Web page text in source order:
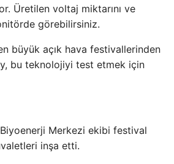
Üretilen voltaj miktarını ve
görebilirsiniz.
büyük açık hava festivallerinden
bu teknolojiyi test etmek için
Biyoenerji Merkezi ekibi festival
inşa etti.